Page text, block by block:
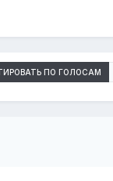
ПО ГОЛОСАМ